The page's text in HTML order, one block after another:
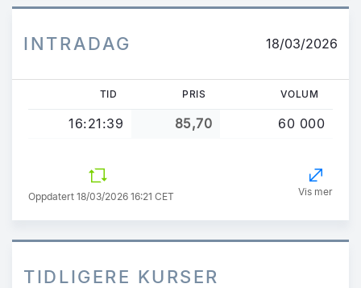
INTRADAG 18/03/2026
TID PRIS VOLUM
16:21:39 85,70 60 000
Oppdatert 18/03/2026 16:21 CET Vis mer
TIDLIGERE KURSER